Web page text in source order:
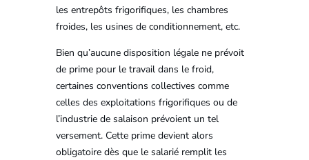
les entrepôts frigorifiques, les chambres
froides, les usines de conditionnement, etc.
Bien qu’aucune disposition légale ne prévoit
de prime pour le travail dans le froid,
certaines conventions collectives comme
celles des exploitations frigorifiques ou de
l’industrie de salaison prévoient un tel
versement. Cette prime devient alors
obligatoire dès que le salarié remplit les